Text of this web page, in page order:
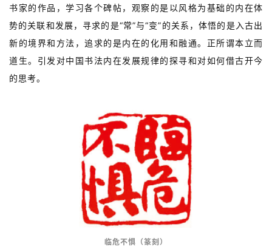
用
錯
的
繁
字
书家的作品，学习各个碑帖，观察的是以风格为基础的内在体
势的关联和发展，寻求的是“常”与“变”的关系，体悟的是入古出
新的境界和方法，追求的是内在的化用和融通。正所谓本立而
道生。引发对中国书法内在发展规律的探寻和对如何借古开今
的思考。
临危不惧（篆刻）